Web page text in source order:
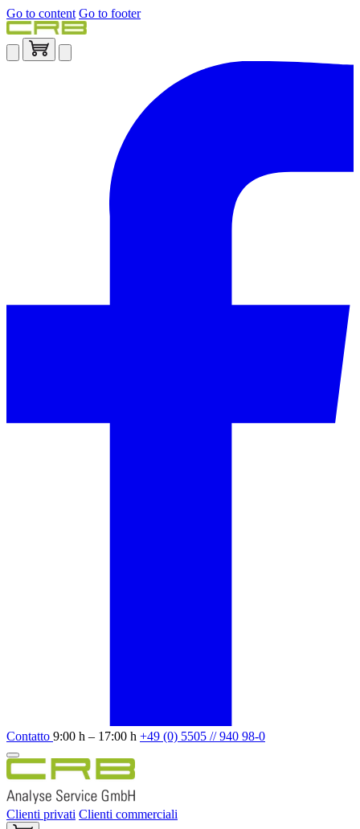
Go to content Go to footer
Contatto 9:00 h – 17:00 h +49 (0) 5505 // 940 98-0
Clienti privati Clienti commerciali